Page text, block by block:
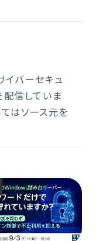
イバーセキュ
信していま
はソース元を